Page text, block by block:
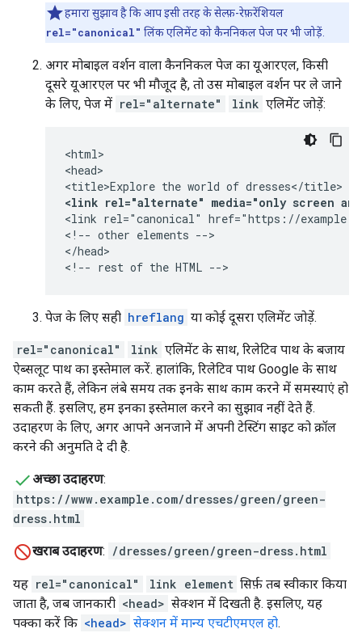
हमारा सुझाव है कि आप इसी तरह के सेल्फ़-रेफ़रेंशियल
rel="canonical" लिंक एलिमेंट को कैननिकल पेज पर भी जोड़ें.
अगर मोबाइल वर्शन वाला कैननिकल पेज का यूआरएल, किसी
दूसरे यूआरएल पर भी मौजूद है, तो उस मोबाइल वर्शन पर ले जाने
के लिए, पेज में rel="alternate" link एलिमेंट जोड़ें:
<html>
<head>
<link rel="alternate" media="only screen
<link rel="canonical" href="https://
<!-- other elements -->
</head>
<!-- rest of the HTML -->
पेज के लिए सही hreflang या कोई दूसरा एलिमेंट जोड़ें.
rel="canonical" link एलिमेंट के साथ, रिलेटिव पाथ के बजाय
ऐब्सलूट पाथ का इस्तेमाल करें. हालांकि, रिलेटिव पाथ Google के साथ
काम करते हैं, लेकिन लंबे समय तक इनके साथ काम करने में समस्याएं हो
सकती हैं. इसलिए, हम इनका इस्तेमाल करने का सुझाव नहीं देते हैं.
उदाहरण के लिए, अगर आपने अनजाने में अपनी टेस्टिंग साइट को क्रॉल
करने की अनुमति दे दी है.
अच्छा उदाहरण:
https://www.example.com/dresses/green/green-
dress.html
खराब उदाहरण: /dresses/green/green-dress.html
यह rel="canonical" link element सिर्फ़ तब स्वीकार किया
जाता है, जब जानकारी <head> सेक्शन में दिखती है. इसलिए, यह
पक्का करें कि <head> सेक्शन में मान्य एचटीएमएल हो.